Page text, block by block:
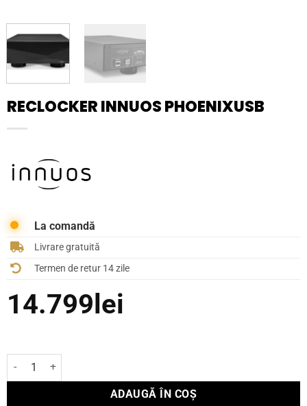
RECLOCKER INNUOS PHOENIXUSB
La comandă
Livrare gratuită
Termen de retur 14 zile
14.799lei
Cantitate Reclocker Innuos PhoenixUSB
ADAUGĂ ÎN COȘ